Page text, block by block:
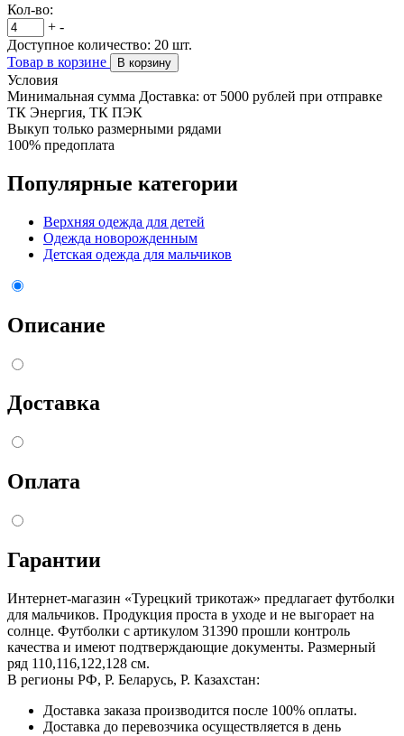
Кол-во:
+ -
Доступное количество: 20 шт.
Товар в корзине
В корзину
Условия
Минимальная сумма Доставка: от 5000 рублей при отправке
ТК Энергия, ТК ПЭК
Выкуп только размерными рядами
100% предоплата
Популярные категории
Верхняя одежда для детей
Одежда новорожденным
Детская одежда для мальчиков
Описание
Доставка
Оплата
Гарантии
Интернет-магазин «Турецкий трикотаж» предлагает футболки
для мальчиков. Продукция проста в уходе и не выгорает на
солнце. Футболки с артикулом 31390 прошли контроль
качества и имеют подтверждающие документы. Размерный
ряд 110,116,122,128 см.
В регионы РФ, Р. Беларусь, Р. Казахстан:
Доставка заказа производится после 100% оплаты.
Доставка до перевозчика осуществляется в день